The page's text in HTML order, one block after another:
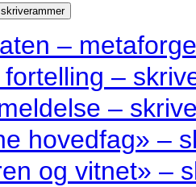
–
–
–
hovedfag» –
og vitnet» –